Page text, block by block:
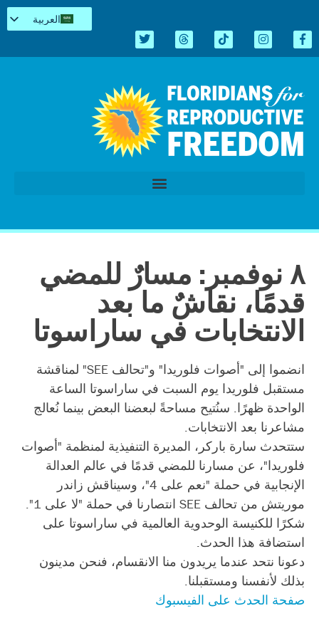
العربية
Español
٨ نوفمبر: مسارٌ للمضي
قدمًا، نقاشٌ ما بعد
الانتخابات في ساراسوتا
انضموا إلى "أصوات فلوريدا" و"تحالف SEE" لمناقشة
مستقبل فلوريدا يوم السبت في ساراسوتا الساعة
الواحدة ظهرًا. سنُتيح مساحةً لبعضنا البعض بينما نُعالج
مشاعرنا بعد الانتخابات.
ستتحدث سارة باركر، المديرة التنفيذية لمنظمة "أصوات
فلوريدا"، عن مسارنا للمضي قدمًا في عالم العدالة
الإنجابية في حملة "نعم على 4"، وسيناقش زاندر
موريتش من تحالف SEE انتصارنا في حملة "لا على 1".
شكرًا للكنيسة الوحدوية العالمية في ساراسوتا على
استضافة هذا الحدث.
دعونا نتحد عندما يريدون منا الانقسام، فنحن مدينون
بذلك لأنفسنا ومستقبلنا.
صفحة الحدث على الفيسبوك